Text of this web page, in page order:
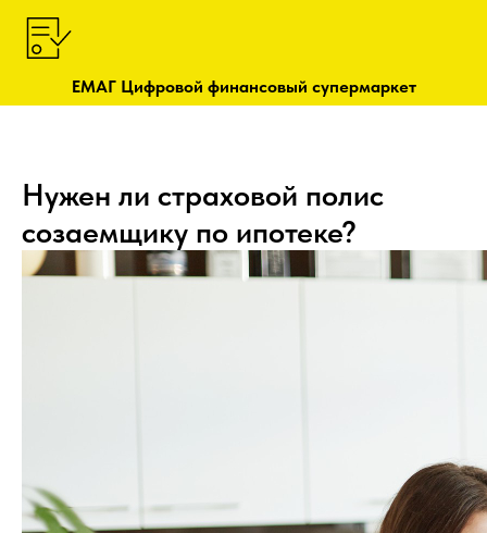
ЕМАГ Цифровой финансовый супермаркет
Нужен ли страховой полис
созаемщику по ипотеке?